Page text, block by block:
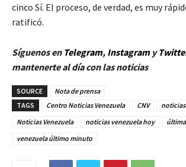
cinco Sí. El proceso, de verdad, es muy
ratificó.
Síguenos en Telegram, InstagramyTwitt
mantenerte al día con las noticias
SOURCE
Nota de prensa
TAGS
Centro Noticias Venezuela CNV noticias
Noticias Venezuela
noticias venezuela hoy
venezuela último minuto